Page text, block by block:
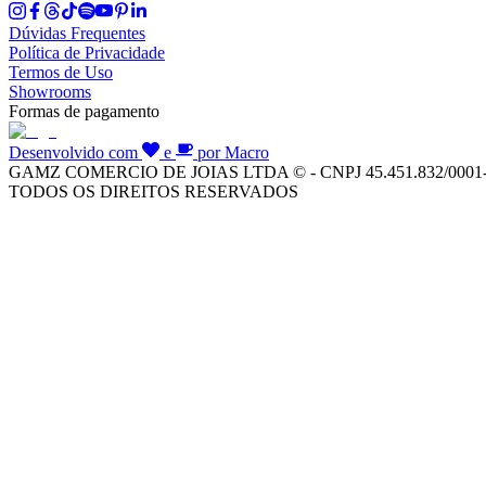
Dúvidas Frequentes
Política de Privacidade
Termos de Uso
Showrooms
Formas de pagamento
Desenvolvido com e
por Macro
GAMZ COMERCIO DE JOIAS LTDA © - CNPJ 45.451.832/
TODOS OS DIREITOS RESERVADOS